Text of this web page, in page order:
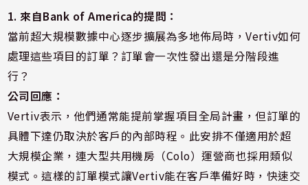
1. 來自Bank of America的提問：
當前超大規模數據中心逐步擴展為多地佈局時，Vertiv如何
處理這些項目的訂單？訂單會一次性發出還是分階段進
行？
公司回應：
Vertiv表示，他們通常能提前掌握項目全局計畫，但訂單的
具體下達仍取決於客戶的內部時程。此安排不僅適用於超
大規模企業，連大型共用機房（Colo）運營商也採用類似
模式。這樣的訂單模式讓Vertiv能在客戶準備好時，快速交